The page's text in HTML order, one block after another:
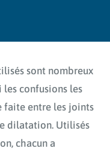
sont nombreux
les confusions les
faite entre les joints
dilatation. Utilisés
chacun a